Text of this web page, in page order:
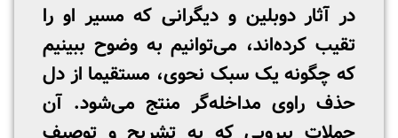
در آثار دوبلین و دیگرانی که مسیر او را
تقیب کرده‌اند، می‌توانیم به وضوح ببینیم
که چگونه یک سبک نحوی، مستقیما از دل
حذف راوی مداخله‌گر منتج می‌شود. آن